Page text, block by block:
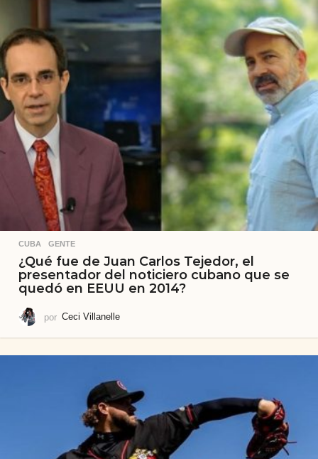
CUBA ,GENTE
¿Qué fue de Juan Carlos Tejedor, el
presentador del noticiero cubano que se
quedó en EEUU en 2014?
por Ceci Villanelle